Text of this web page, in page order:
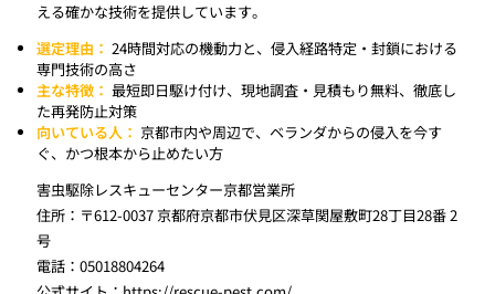
える確かな技術を提供しています。
選定理由： 24時間対応の機動力と、侵入経路特定・封鎖における
専門技術の高さ
主な特徴： 最短即日駆け付け、現地調査・見積もり無料、徹底し
た再発防止対策
向いている人： 京都市内や周辺で、ベランダからの侵入を今す
ぐ、かつ根本から止めたい方
害虫駆除レスキューセンター京都営業所
住所：〒612-0037 京都府京都市伏見区深草関屋敷町28丁目28番 2
号
電話：05018804264